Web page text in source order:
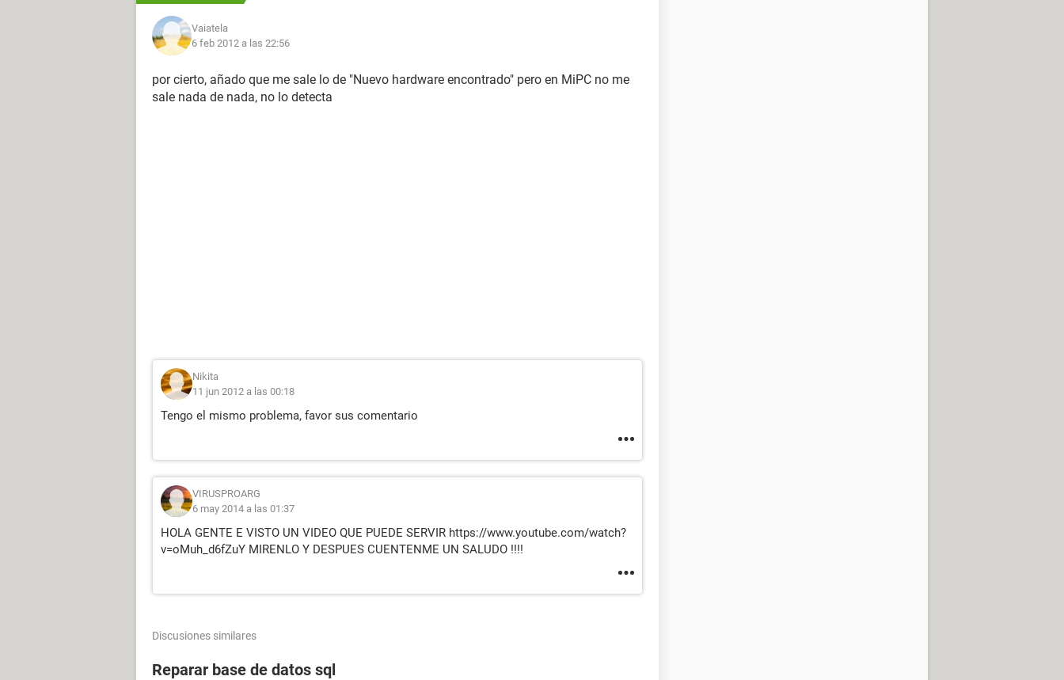
Vaiatela
6 feb 2012 a las 22:56
por cierto, añado que me sale lo de "Nuevo hardware encontrado" pero en MiPC no me
sale nada de nada, no lo detecta
Nikita
11 jun 2012 a las 00:18
Tengo el mismo problema, favor sus comentario
VIRUSPROARG
6 may 2014 a las 01:37
HOLA GENTE E VISTO UN VIDEO QUE PUEDE SERVIR https://www.youtube.com/watch?
v=oMuh_d6fZuY MIRENLO Y DESPUES CUENTENME UN SALUDO !!!!
Discusiones similares
Reparar base de datos sql